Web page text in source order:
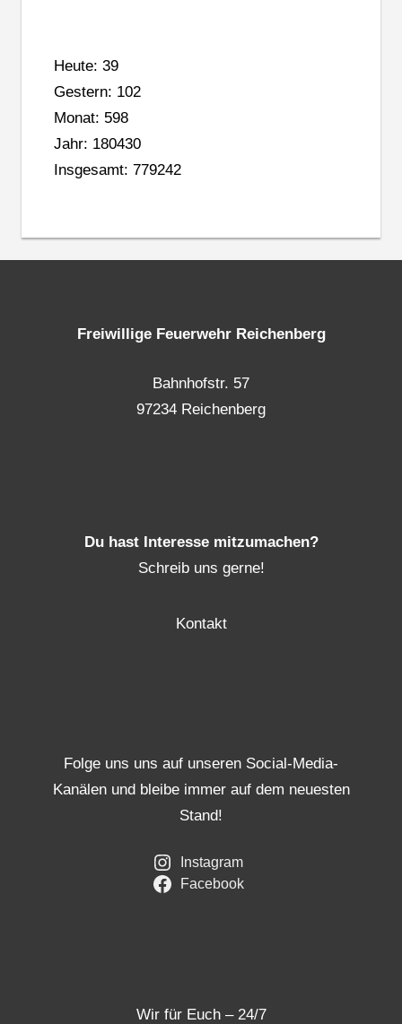
Heute: 39
Gestern: 102
Monat: 598
Jahr: 180430
Insgesamt: 779242
Freiwillige Feuerwehr Reichenberg
Bahnhofstr. 57
97234 Reichenberg
Du hast Interesse mitzumachen?
Schreib uns gerne!
Kontakt
Folge uns uns auf unseren Social-Media-
Kanälen und bleibe immer auf dem neuesten
Stand!
Instagram
Facebook
Wir für Euch – 24/7